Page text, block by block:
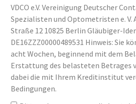
VDCO e.V. Vereinigung Deutscher
Spezialisten und Optometristen e. V.
Straße 12 10825 Berlin Gläubiger-
DE16ZZZ00000489531 Hinweis: Sie
acht Wochen, beginnend mit dem
Erstattung des belasteten Betrages
dabei die mit Ihrem Kreditinstitut
Bedingungen.